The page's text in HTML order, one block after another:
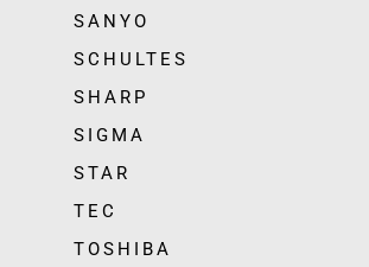
SANYO
SCHULTES
SHARP
SIGMA
STAR
TEC
TOSHIBA